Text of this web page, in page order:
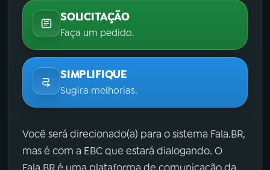
SOLICITAÇÃO
Faça um pedido.
SIMPLIFIQUE
Sugira melhorias.
Você será direcionado(a) para o sistema Fala.BR,
mas é com a EBC que estará dialogando. O